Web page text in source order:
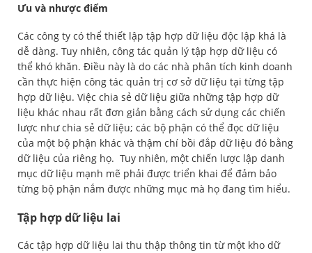
Ưu và nhược điểm
Các công ty có thể thiết lập tập hợp dữ liệu độc lập khá là
dễ dàng. Tuy nhiên, công tác quản lý tập hợp dữ liệu có
thể khó khăn. Điều này là do các nhà phân tích kinh doanh
cần thực hiện công tác quản trị cơ sở dữ liệu tại từng tập
hợp dữ liệu. Việc chia sẻ dữ liệu giữa những tập hợp dữ
liệu khác nhau rất đơn giản bằng cách sử dụng các chiến
lược như chia sẻ dữ liệu; các bộ phận có thể đọc dữ liệu
của một bộ phận khác và thậm chí bồi đắp dữ liệu đó bằng
dữ liệu của riêng họ. Tuy nhiên, một chiến lược lập danh
mục dữ liệu mạnh mẽ phải được triển khai để đảm bảo
từng bộ phận nắm được những mục mà họ đang tìm hiểu.
Tập hợp dữ liệu lai
Các tập hợp dữ liệu lai thu thập thông tin từ một kho dữ